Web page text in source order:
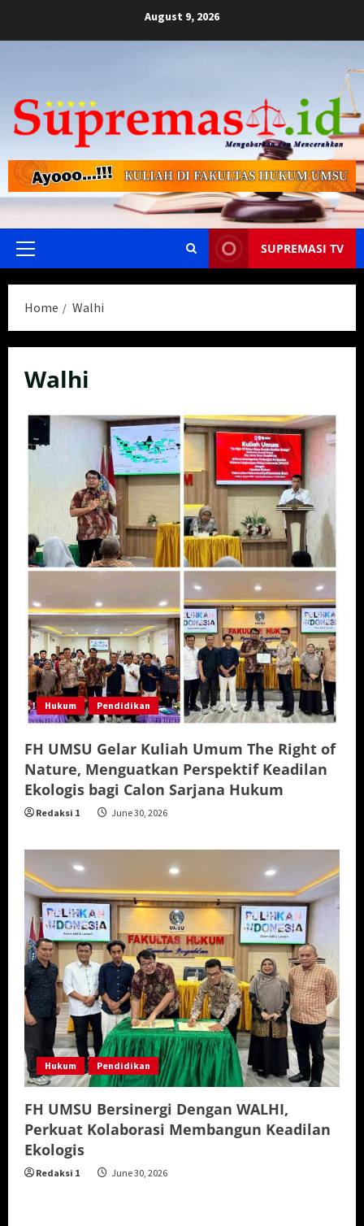
August 9, 2026
Primary
SUPREMASI TV
Home Walhi
Walhi
Hukum Pendidikan
FH UMSU Gelar Kuliah Umum The Right of
Nature, Menguatkan Perspektif Keadilan
Ekologis bagi Calon Sarjana Hukum
Redaksi 1 June 30, 2026
Hukum Pendidikan
FH UMSU Bersinergi Dengan WALHI,
Perkuat Kolaborasi Membangun Keadilan
Ekologis
Redaksi 1 June 30, 2026